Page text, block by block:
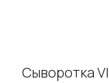
Сыворотка